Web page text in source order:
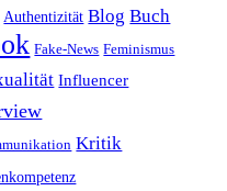
Authentizität Blog Buch
Fake-News Feminismus
Influencer
Kritik